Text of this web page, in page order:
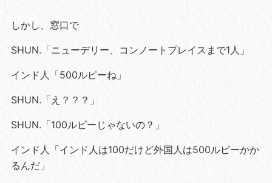
しかし、窓口で
SHUN.「ニューデリー、コンノートプレイスまで1人」
インド人「500ルピーね」
SHUN.「え？？？」
SHUN.「100ルピーじゃないの？」
インド人「インド人は100だけど外国人は500ルピーかか
るんだ」